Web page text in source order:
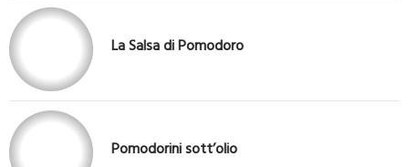
La Salsa di Pomodoro
Pomodorini sott’olio